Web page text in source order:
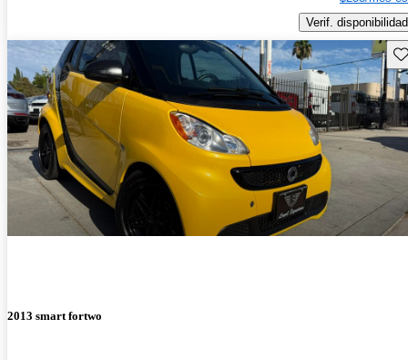
Verif. disponibilidad
2013 smart fortwo